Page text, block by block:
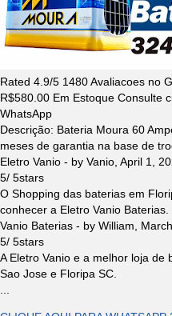
Rated 4.9/5 1480Avaliacoes no
R$580.00 Em Estoque Consulte
WhatsApp
Descrição: Bateria Moura 60
meses de garantia na base de
Eletro Vanio - by Vanio April 1,
5/ 5stars
O Shopping das baterias em
conhecer a Eletro Vanio Baterias.
Vanio Baterias - by William
5/ 5stars
A Eletro Vanio e a melhor loja
Sao Jose e Floripa SC.